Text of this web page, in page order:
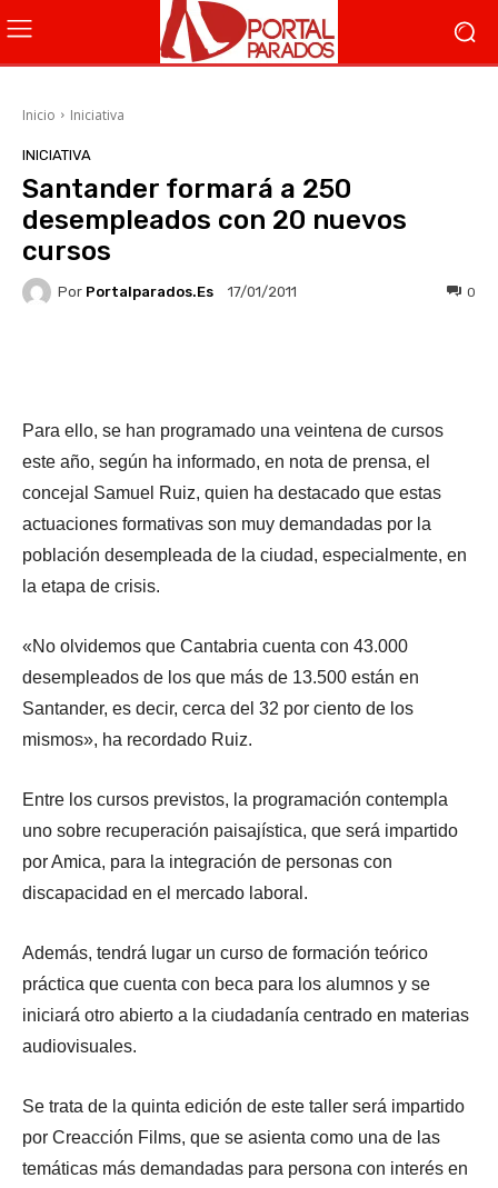
Inicio Iniciativa
INICIATIVA
Santander formará a 250
desempleados con 20 nuevos
cursos
Por Portalparados.es 17/01/2011 0
Para ello, se han programado una veintena de cursos
este año, según ha informado, en nota de prensa, el
concejal Samuel Ruiz, quien ha destacado que estas
actuaciones formativas son muy demandadas por la
población desempleada de la ciudad, especialmente, en
la etapa de crisis.
«No olvidemos que Cantabria cuenta con 43.000
desempleados de los que más de 13.500 están en
Santander, es decir, cerca del 32 por ciento de los
mismos», ha recordado Ruiz.
Entre los cursos previstos, la programación contempla
uno sobre recuperación paisajística, que será impartido
por Amica, para la integración de personas con
discapacidad en el mercado laboral.
Además, tendrá lugar un curso de formación teórico
práctica que cuenta con beca para los alumnos y se
iniciará otro abierto a la ciudadanía centrado en materias
audiovisuales.
Se trata de la quinta edición de este taller será impartido
por Creacción Films, que se asienta como una de las
temáticas más demandadas para persona con interés en